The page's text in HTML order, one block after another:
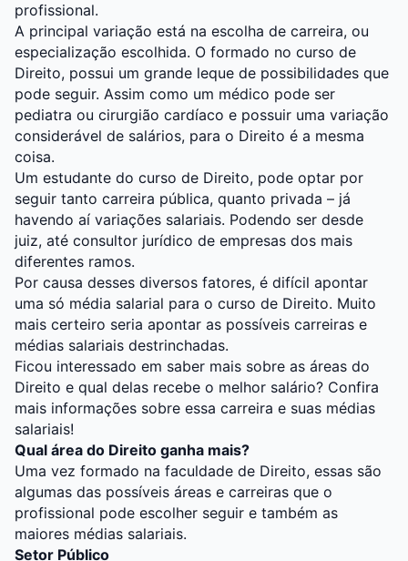
profissional.
A principal variação está na escolha de carreira, ou
especialização escolhida. O formado no curso de
Direito, possui um grande leque de possibilidades que
pode seguir. Assim como um médico pode ser
pediatra ou cirurgião cardíaco e possuir uma variação
considerável de salários, para o Direito é a mesma
coisa.
Um estudante do curso de Direito, pode optar por
seguir tanto carreira pública, quanto privada – já
havendo aí variações salariais. Podendo ser desde
juiz, até consultor jurídico de empresas dos mais
diferentes ramos.
Por causa desses diversos fatores, é difícil apontar
uma só média salarial para o curso de Direito. Muito
mais certeiro seria apontar as possíveis carreiras e
médias salariais destrinchadas.
Ficou interessado em saber mais sobre as áreas do
Direito e qual delas recebe o melhor salário? Confira
mais informações sobre essa carreira e suas médias
salariais!
Qual área do Direito ganha mais?
Uma vez formado na faculdade de Direito, essas são
algumas das possíveis áreas e carreiras que o
profissional pode escolher seguir e também as
maiores médias salariais.
Setor Público